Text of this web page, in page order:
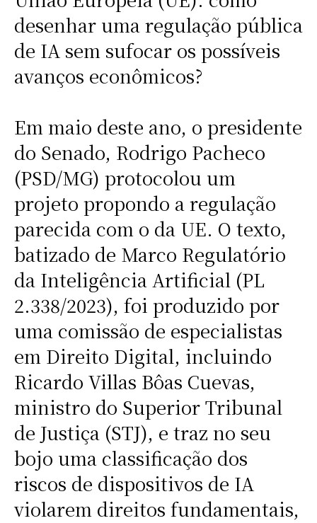
desenhar uma regulação pública
de IA sem sufocar os possíveis
avanços econômicos?
Em maio deste ano, o presidente
do Senado, Rodrigo Pacheco
(PSD/MG) protocolou um
projeto propondo a regulação
parecida com o da UE. O texto,
batizado de Marco Regulatório
da Inteligência Artificial (PL
2.338/2023), foi produzido por
uma comissão de especialistas
em Direito Digital, incluindo
Ricardo Villas Bôas Cuevas,
ministro do Superior Tribunal
de Justiça (STJ), e traz no seu
bojo uma classificação dos
riscos de dispositivos de IA
violarem direitos fundamentais,